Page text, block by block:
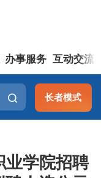
办事服务 互动交流
长者模式
业学院招聘